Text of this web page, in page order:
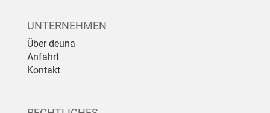
UNTERNEHMEN
Über deuna
Anfahrt
Kontakt